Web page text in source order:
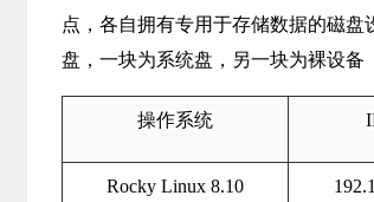
点，各自拥有专用于存储数据的磁盘
盘，一块为系统盘，另一块为裸设备
操作系统
Rocky Linux 8.10